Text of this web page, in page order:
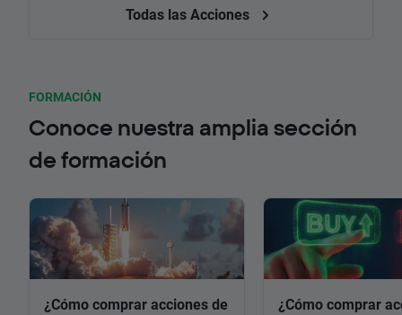
Todas las Acciones
FORMACIÓN
Conoce nuestra amplia sección
de formación
¿Cómo comprar acciones de
¿Cómo comprar